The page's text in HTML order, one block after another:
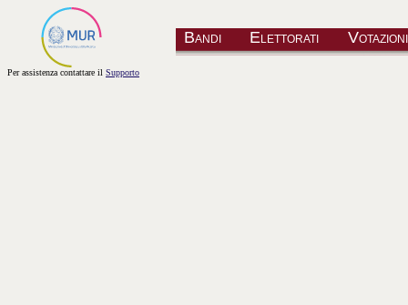
Per assistenza contattare il Supporto
Bandi Elettorati Votazioni